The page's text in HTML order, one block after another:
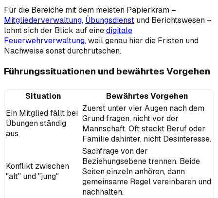
Für die Bereiche mit dem meisten Papierkram –
Mitgliederverwaltung, Übungsdienst und Berichtswesen –
lohnt sich der Blick auf einedigitale
Feuerwehrverwaltung, weil genau hier die Fristen und
Nachweise sonst durchrutschen.
Führungssituationen und bewährtes Vorgehen
Situation
Bewährtes Vorgehen
Ein Mitglied fällt bei
Übungen ständig
aus
Zuerst unter vier Augen nach dem
Grund fragen, nicht vor der
Mannschaft. Oft steckt Beruf oder
Familie dahinter, nicht Desinteresse.
Konflikt zwischen
"alt" und "jung"
Sachfrage von der
Beziehungsebene trennen. Beide
Seiten einzeln anhören, dann
gemeinsame Regel vereinbaren und
nachhalten.